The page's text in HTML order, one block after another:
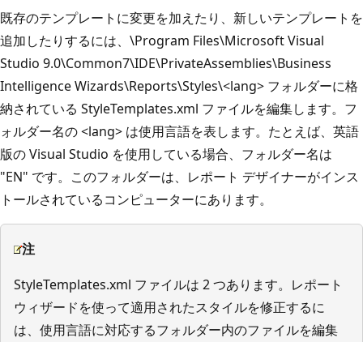
既存のテンプレートに変更を加えたり、新しいテンプレートを
追加したりするには、\Program Files\Microsoft Visual
Studio 9.0\Common7\IDE\PrivateAssemblies\Business
Intelligence Wizards\Reports\Styles\<lang> フォルダーに格
納されている StyleTemplates.xml ファイルを編集します。フ
ォルダー名の <lang> は使用言語を表します。たとえば、英語
版の Visual Studio を使用している場合、フォルダー名は
"EN" です。このフォルダーは、レポート デザイナーがインス
トールされているコンピューターにあります。
注
StyleTemplates.xml ファイルは 2 つあります。レポート
ウィザードを使って適用されたスタイルを修正するに
は、使用言語に対応するフォルダー内のファイルを編集